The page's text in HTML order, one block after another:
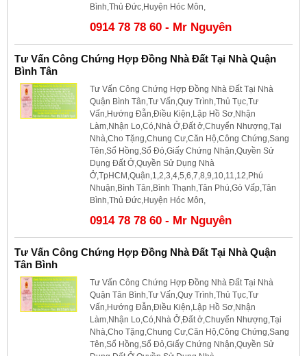
Bình,Thủ Đức,Huyện Hóc Môn,
0914 78 78 60 - Mr Nguyên
Tư Vấn Công Chứng Hợp Đồng Nhà Đất Tại Nhà Quận
Bình Tân
Tư Vấn Công Chứng Hợp Đồng Nhà Đất Tại Nhà
Quận Bình Tân,Tư Vấn,Quy Trình,Thủ Tục,Tư
Vấn,Hướng Đẫn,Điều Kiện,Lập Hồ Sơ,Nhận
Làm,Nhận Lo,Có,Nhà Ở,Đất ở,Chuyển Nhượng,Tại
Nhà,Cho Tặng,Chung Cư,Căn Hộ,Công Chứng,Sang
Tên,Sổ Hồng,Sổ Đỏ,Giấy Chứng Nhận,Quyền Sử
Dụng Đất Ở,Quyền Sử Dụng Nhà
Ở,TpHCM,Quận,1,2,3,4,5,6,7,8,9,10,11,12,Phú
Nhuận,Bình Tân,Bình Thạnh,Tân Phú,Gò Vấp,Tân
Bình,Thủ Đức,Huyện Hóc Môn,
0914 78 78 60 - Mr Nguyên
Tư Vấn Công Chứng Hợp Đồng Nhà Đất Tại Nhà Quận
Tân Bình
Tư Vấn Công Chứng Hợp Đồng Nhà Đất Tại Nhà
Quận Tân Bình,Tư Vấn,Quy Trình,Thủ Tục,Tư
Vấn,Hướng Đẫn,Điều Kiện,Lập Hồ Sơ,Nhận
Làm,Nhận Lo,Có,Nhà Ở,Đất ở,Chuyển Nhượng,Tại
Nhà,Cho Tặng,Chung Cư,Căn Hộ,Công Chứng,Sang
Tên,Sổ Hồng,Sổ Đỏ,Giấy Chứng Nhận,Quyền Sử